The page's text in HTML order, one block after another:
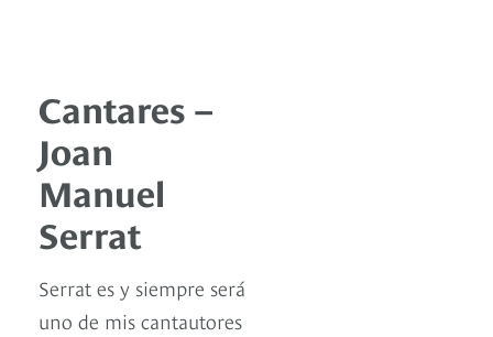
Cantares –
Joan
Manuel
Serrat
Serrat es y siempre será
uno de mis cantautores